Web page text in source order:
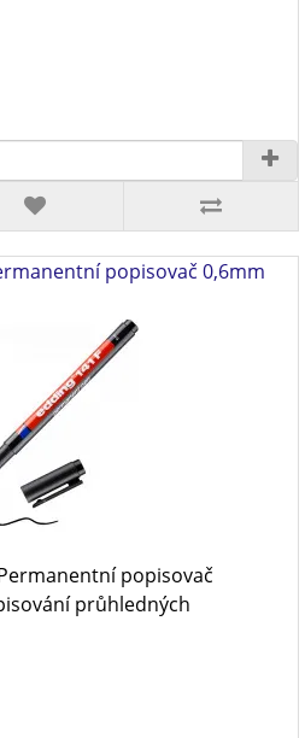
popisovač 0,6mm
popisovač
průhledných